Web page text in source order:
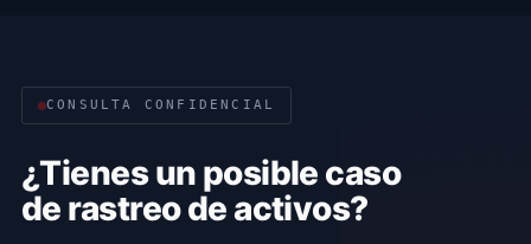
CONSULTA CONFIDENCIAL
¿Tienes un posible caso
de rastreo de activos?